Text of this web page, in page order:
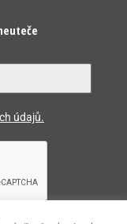
údajů.